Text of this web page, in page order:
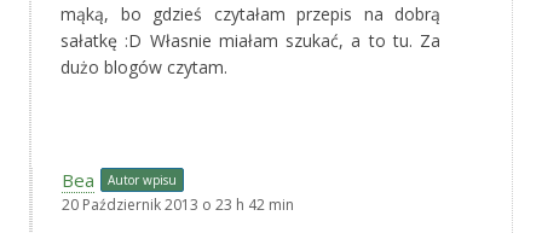
mąką, bo gdzieś czytałam przepis na dobrą
sałatkę :D Własnie miałam szukać, a to tu. Za
dużo blogów czytam.
Bea Autor wpisu
20 Październik 2013 o 23 h 42 min